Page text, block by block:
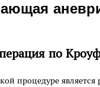
по
процедуре является